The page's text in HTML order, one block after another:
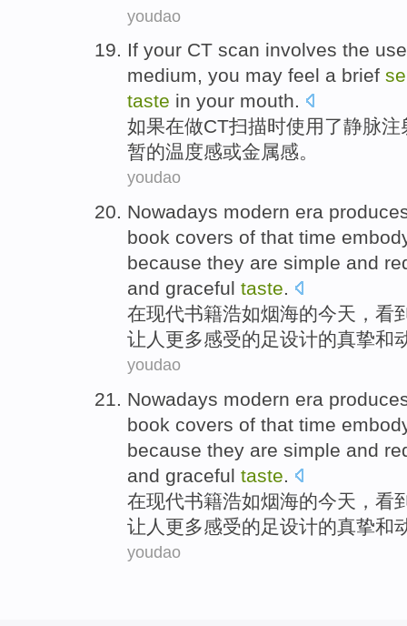
youdao
If your CT scan involves the use
medium, you may feel a brief
taste in your mouth.
如果在做CT扫描时使用了静脉注
暂的温度感或金属感。
youdao
Nowadays modern era
book covers of that time
because they are simple and
and graceful taste.
在现代书籍浩如烟海的今天，看
让人更多感受的足设计的真挚和
youdao
Nowadays modern era
book covers of that time
because they are simple and
and graceful taste.
在现代书籍浩如烟海的今天，看
让人更多感受的足设计的真挚和
youdao